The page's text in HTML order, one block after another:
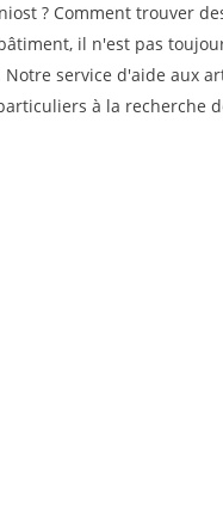
? Comment trouver
il n'est pas
service d'aide aux
à la recherche